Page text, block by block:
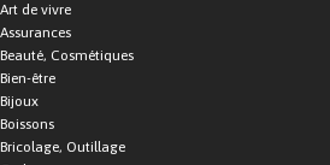
Art de vivre
Assurances
Beauté, Cosmétiques
Bien-être
Bijoux
Boissons
Bricolage, Outillage